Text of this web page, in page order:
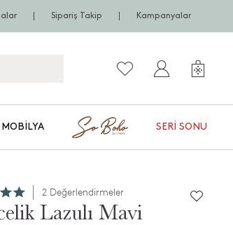
Sipariş Takip Kampanyalar
MOBILYA SERI SONU
2 Değerlendirmeler
Lazulı Mavi